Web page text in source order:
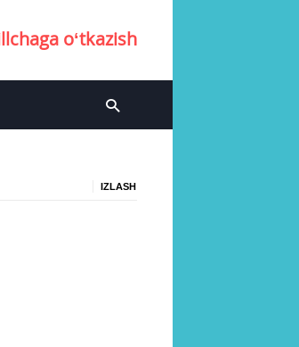
oʻtkazish